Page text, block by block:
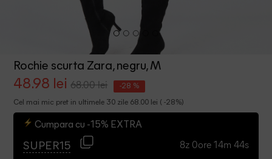
Rochie scurta Zara, negru, M
48.98 lei 68.00 lei -28 %
Cel mai mic pret in ultimele 30 zile 68.00 lei ( -28%)
Cumpara cu -15% EXTRA
SUPER15 8z 0ore 14m 44s